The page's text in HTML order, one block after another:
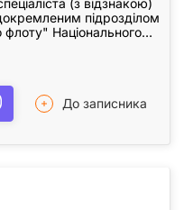
(з відзнакою)
підрозділом
Національного
До записника